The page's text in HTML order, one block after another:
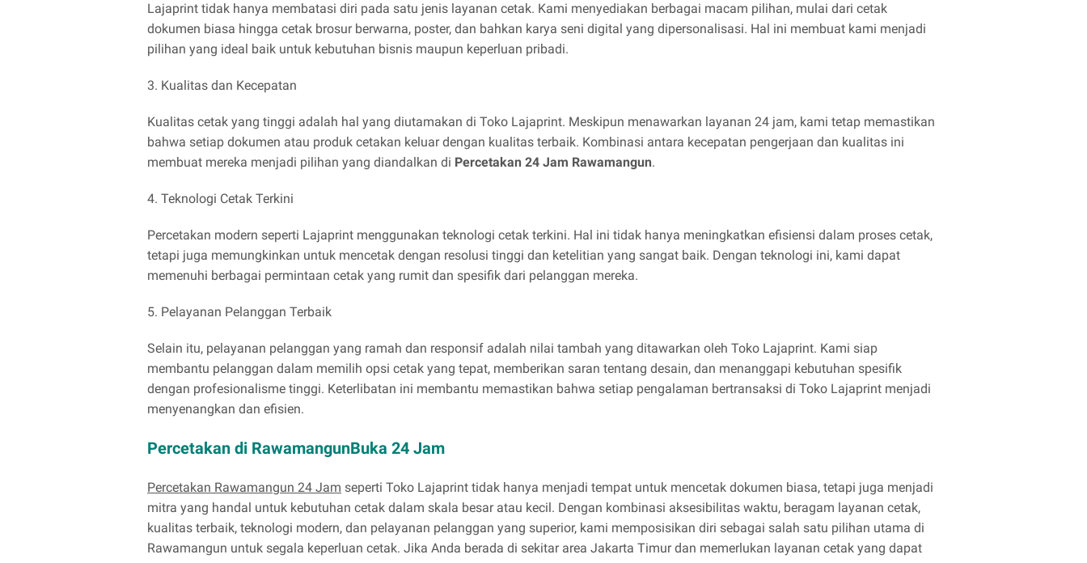
Lajaprint tidak hanya membatasi diri pada satu jenis layanan cetak. Kami menyediakan berbagai macam pilihan, mulai dari cetak
dokumen biasa hingga cetak brosur berwarna, poster, dan bahkan karya seni digital yang dipersonalisasi. Hal ini membuat kami menjadi
pilihan yang ideal baik untuk kebutuhan bisnis maupun keperluan pribadi.
3. Kualitas dan Kecepatan
Kualitas cetak yang tinggi adalah hal yang diutamakan di Toko Lajaprint. Meskipun menawarkan layanan 24 jam, kami tetap memastikan
bahwa setiap dokumen atau produk cetakan keluar dengan kualitas terbaik. Kombinasi antara kecepatan pengerjaan dan kualitas ini
membuat mereka menjadi pilihan yang diandalkan di Percetakan 24 Jam Rawamangun.
4. Teknologi Cetak Terkini
Percetakan modern seperti Lajaprint menggunakan teknologi cetak terkini. Hal ini tidak hanya meningkatkan efisiensi dalam proses cetak,
tetapi juga memungkinkan untuk mencetak dengan resolusi tinggi dan ketelitian yang sangat baik. Dengan teknologi ini, kami dapat
memenuhi berbagai permintaan cetak yang rumit dan spesifik dari pelanggan mereka.
5. Pelayanan Pelanggan Terbaik
Selain itu, pelayanan pelanggan yang ramah dan responsif adalah nilai tambah yang ditawarkan oleh Toko Lajaprint. Kami siap
membantu pelanggan dalam memilih opsi cetak yang tepat, memberikan saran tentang desain, dan menanggapi kebutuhan spesifik
dengan profesionalisme tinggi. Keterlibatan ini membantu memastikan bahwa setiap pengalaman bertransaksi di Toko Lajaprint menjadi
menyenangkan dan efisien.
Percetakan di RawamangunBuka 24 Jam
Percetakan Rawamangun 24 Jam seperti Toko Lajaprint tidak hanya menjadi tempat untuk mencetak dokumen biasa, tetapi juga menjadi
mitra yang handal untuk kebutuhan cetak dalam skala besar atau kecil. Dengan kombinasi aksesibilitas waktu, beragam layanan cetak,
kualitas terbaik, teknologi modern, dan pelayanan pelanggan yang superior, kami memposisikan diri sebagai salah satu pilihan utama di
Rawamangun untuk segala keperluan cetak. Jika Anda berada di sekitar area Jakarta Timur dan memerlukan layanan cetak yang dapat